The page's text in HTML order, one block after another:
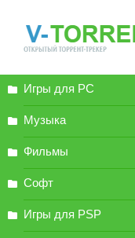
Игры для PC
Музыка
Фильмы
Софт
Игры для PSP